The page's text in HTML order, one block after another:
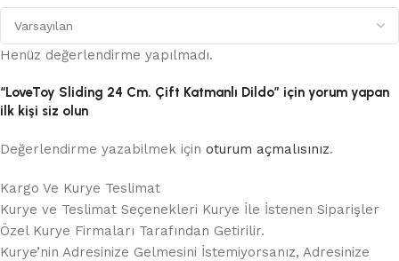
Henüz değerlendirme yapılmadı.
“LoveToy Sliding 24 Cm. Çift Katmanlı Dildo” için yorum yapan
ilk kişi siz olun
Değerlendirme yazabilmek için oturum açmalısınız.
Kargo Ve Kurye Teslimat
Kurye ve Teslimat Seçenekleri Kurye İle İstenen Siparişler
Özel Kurye Firmaları Tarafından Getirilir.
Kurye’nin Adresinize Gelmesini İstemiyorsanız, Adresinize